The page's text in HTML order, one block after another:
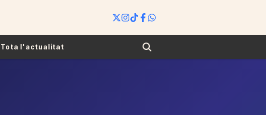
Tota l'actualitat Search